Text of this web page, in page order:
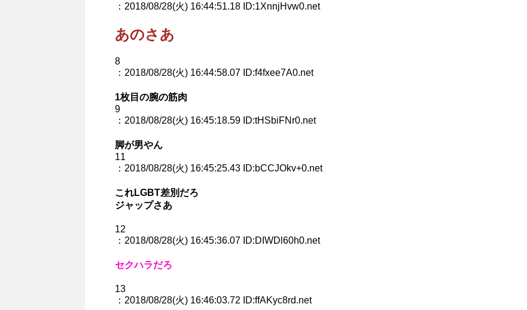
：2018/08/28(火) 16:44:51.18 ID:1XnnjHvw0.net
あのさあ
8
：2018/08/28(火) 16:44:58.07 ID:f4fxee7A0.net
1枚目の腕の筋肉
9
：2018/08/28(火) 16:45:18.59 ID:tHSbiFNr0.net
脚が男やん
11
：2018/08/28(火) 16:45:25.43 ID:bCCJOkv+0.net
これLGBT差別だろ
ジャップさあ
12
：2018/08/28(火) 16:45:36.07 ID:DIWDl60h0.net
セクハラだろ
13
：2018/08/28(火) 16:46:03.72 ID:ffAKyc8rd.net